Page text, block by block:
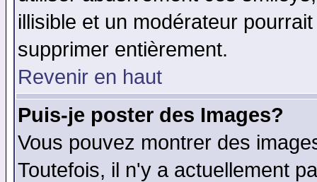
illisible et un modérateur
supprimer entièrement.
Revenir en haut
Puis-je poster des Images?
Vous pouvez montrer des
Toutefois, il n'y a actuellement